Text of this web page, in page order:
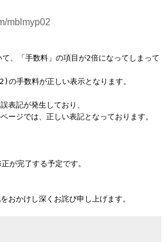
mblmyp02
、「手数料」の項目が2倍になってしまって
手数料が正しい表示となります。
表記が発生しており、
ージでは、正しい表記となっております。
が完了する予定です。
おかけし深くお詫び申し上げます。